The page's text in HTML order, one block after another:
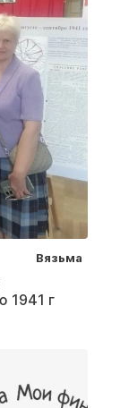
Вязьма
1941 г